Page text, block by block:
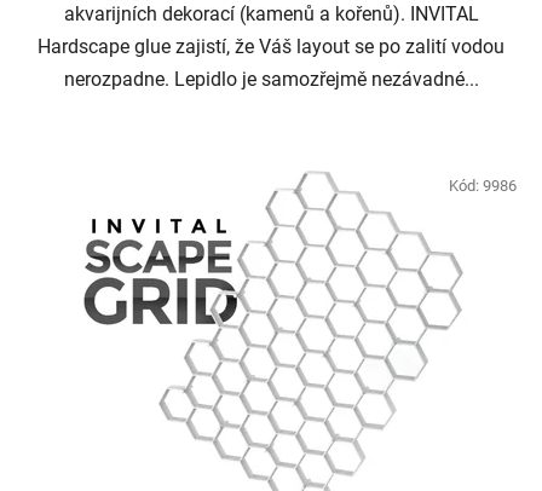
akvarijních dekorací (kamenů a kořenů). INVITAL
Hardscape glue zajistí, že Váš layout se po zalití vodou
nerozpadne. Lepidlo je samozřejmě nezávadné...
Kód: 9986